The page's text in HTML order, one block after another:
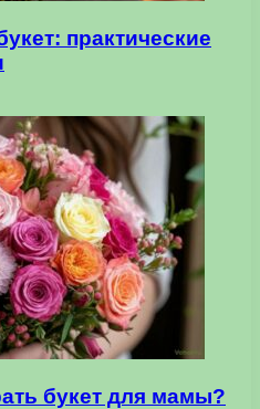
практические
букет для мамы?